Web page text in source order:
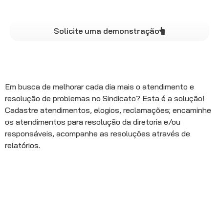
Solicite uma demonstração
Em busca de melhorar cada dia mais o atendimento e
resolução de problemas no Sindicato? Esta é a solução!
Cadastre atendimentos, elogios, reclamações; encaminhe
os atendimentos para resolução da diretoria e/ou
responsáveis, acompanhe as resoluções através de
relatórios.